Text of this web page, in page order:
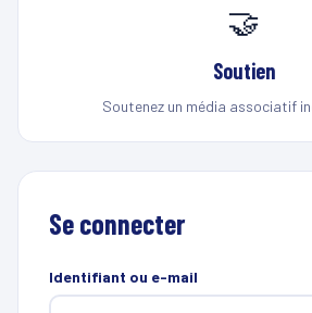
🤝
Soutien
Soutenez un média associatif
Se connecter
Identifiant ou e-mail